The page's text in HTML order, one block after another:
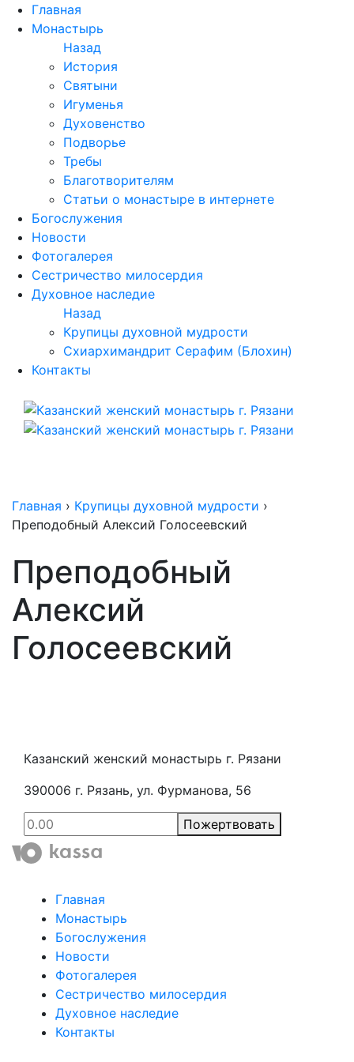
Перейти
содержимому
Главная
Монастырь
Назад
История
Святыни
Игуменья
Духовенство
Подворье
Требы
Благотворителям
Статьи о монастыре в интернете
Богослужения
Новости
Фотогалерея
Сестричество милосердия
Духовное наследие
Назад
Крупицы духовной мудрости
Схиархимандрит Серафим (Блохин)
Контакты
Главная › Крупицы духовной мудрости ›
Преподобный Алексий Голосеевский
Преподобный
Алексий
Голосеевский
Казанский женский монастырь г. Рязани
390006 г. Рязань, ул. Фурманова, 56
Пожертвовать
Главная
Монастырь
Богослужения
Новости
Фотогалерея
Сестричество милосердия
Духовное наследие
Контакты